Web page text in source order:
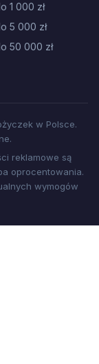
1 000 zł
5 000 zł
50 000 zł
w Polsce.
reklamowe są
oprocentowania.
wymogów